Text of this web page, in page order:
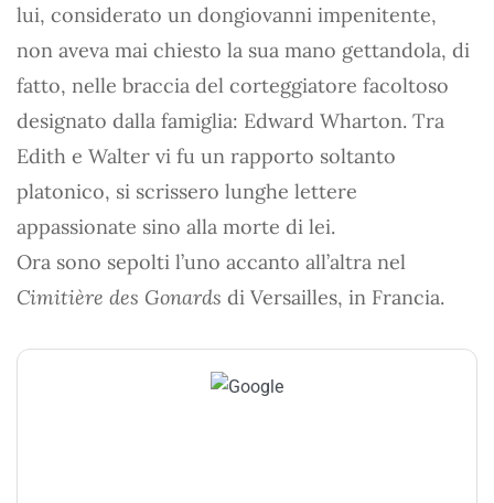
lui, considerato un dongiovanni impenitente,
non aveva mai chiesto la sua mano gettandola, di
fatto, nelle braccia del corteggiatore facoltoso
designato dalla famiglia: Edward Wharton. Tra
Edith e Walter vi fu un rapporto soltanto
platonico, si scrissero lunghe lettere
appassionate sino alla morte di lei.
Ora sono sepolti l’uno accanto all’altra nel
Cimitière des Gonards di Versailles, in Francia.